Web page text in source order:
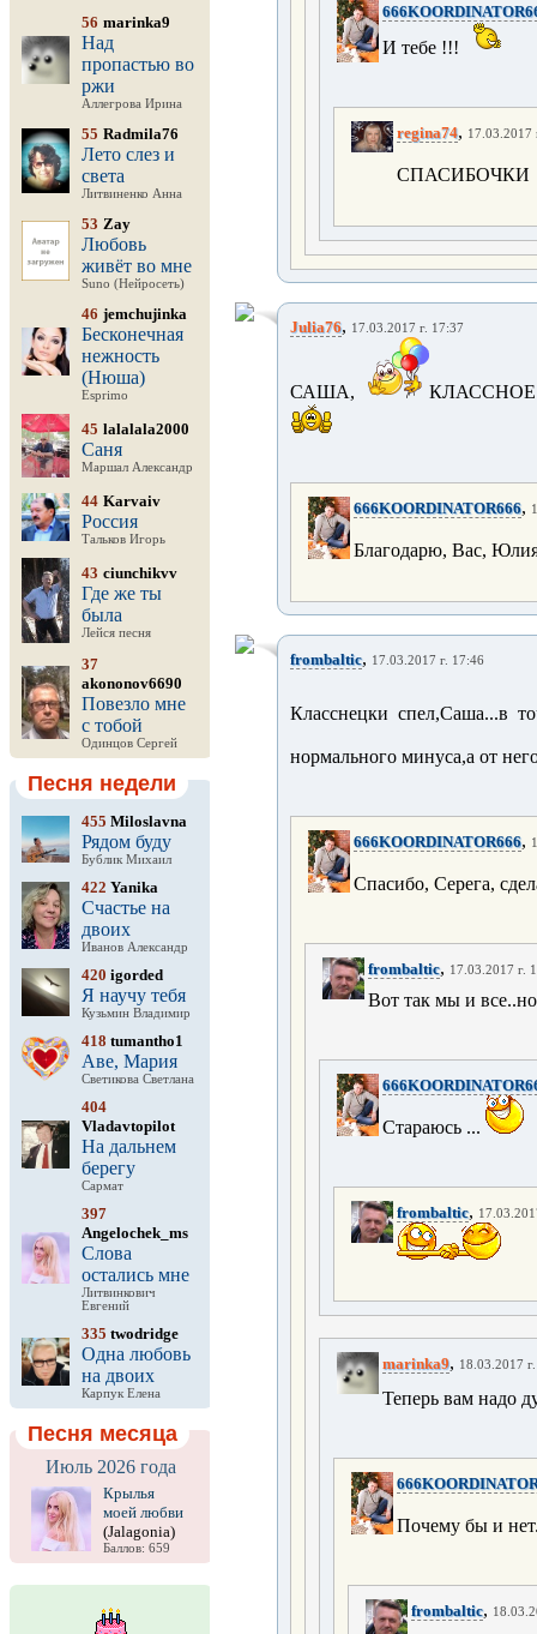
56 marinka9
Над
пропастью во
ржи
Аллегрова Ирина
55 Radmila76
Лето слез и
света
Литвиненко Анна
53 Zay
Любовь
живёт во мне
Suno (Нейросеть)
46 jemchujinka
Бесконечная
нежность
(Нюша)
Esprimo
45 lalalala2000
Саня
Маршал Александр
44 Karvaiv
Россия
Тальков Игорь
43 ciunchikvv
Где же ты
была
Лейся песня
37
akononov6690
Повезло мне
с тобой
Одинцов Сергей
Песня недели
455 Miloslavna
Рядом буду
Бублик Михаил
422 Yanika
Счастье на
двоих
Иванов Александр
420 igorded
Я научу тебя
Кузьмин Владимир
418 tumantho1
Аве, Мария
Светикова Светлана
404
Vladavtopilot
На дальнем
берегу
Сармат
397
Angelochek_ms
Слова
остались мне
Литвинкович
Евгений
335 twodridge
Одна любовь
на двоих
Карпук Елена
Песня месяца
Июль 2026 года
Крылья
моей любви
(Jalagonia)
Баллов: 659
И тебе !!!
regina74, 17.03.2017
СПАСИБОЧКИ
Julia76, 17.03.2017 г. 17:37
САША,
666KOORDINATOR666,
Благодарю, Вас,
frombaltic, 17.03.2017 г. 17:46
Класснецки спел,Саша...в
нормального минуса,а от
666KOORDINATOR666,
Спасибо, Серега,
frombaltic, 17.03.2017 г.
Вот так мы и
Стараюсь ...
frombaltic,
marinka9, 18.03.2017
Теперь вам надо
Почему бы и
frombaltic,